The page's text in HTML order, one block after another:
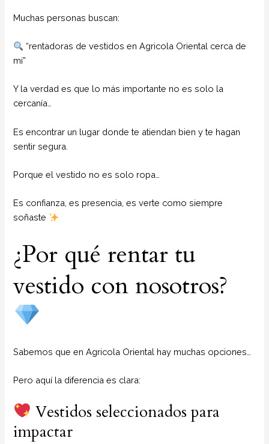
Muchas personas buscan:
“rentadoras de vestidos en Agricola Oriental cerca de
mí”
Y la verdad es que lo más importante no es solo la
cercanía…
Es encontrar un lugar donde te atiendan bien y te hagan
sentir segura.
Porque el vestido no es solo ropa…
Es confianza, es presencia, es verte como siempre
soñaste
¿Por qué rentar tu
vestido con nosotros?
Sabemos que en Agricola Oriental hay muchas opciones…
Pero aquí la diferencia es clara:
Vestidos seleccionados para
impactar